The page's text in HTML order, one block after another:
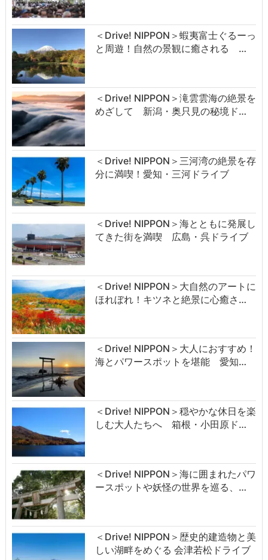
＜Drive! NIPPON＞蝦夷富士ぐるーっ
と周遊！自然の景観に癒される …
＜Drive! NIPPON＞滝雲雲海の絶景を
めざして 新潟・奥只見の秘境ド…
＜Drive! NIPPON＞三河湾の絶景を存
分に満喫！愛知・三河ドライブ
＜Drive! NIPPON＞海とともに発展し
てきた街を満喫 広島・呉ドライブ
＜Drive! NIPPON＞大自然のアートに
ほれぼれ！キツネと絶景に心癒さ…
＜Drive! NIPPON＞大人におすすめ！
海とパワースポットを堪能 愛知…
＜Drive! NIPPON＞穏やかな休日を楽
しむ大人たちへ 箱根・小田原ド…
＜Drive! NIPPON＞海に囲まれたパワ
ースポットや妖怪の世界を巡る、…
＜Drive! NIPPON＞歴史的建造物と美
しい湖畔をめぐる 会津若松ドライブ